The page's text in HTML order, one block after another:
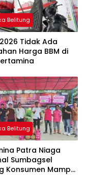
Belitung
Tidak Ada
Harga BBM di
Belitung
Patra Niaga
Sumbagsel
Konsumen Mampu